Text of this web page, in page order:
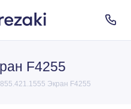
F4255
Экран F4255